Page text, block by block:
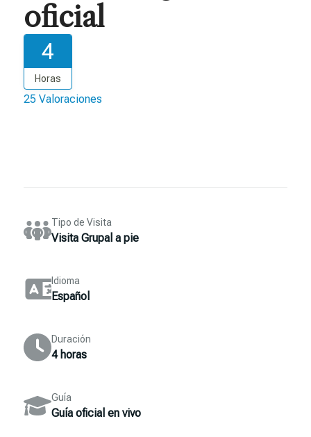
oficial
4
Horas
25 Valoraciones
Tipo de Visita
Visita Grupal a pie
Idioma
Español
Duración
4 horas
Guía
Guía oficial en vivo